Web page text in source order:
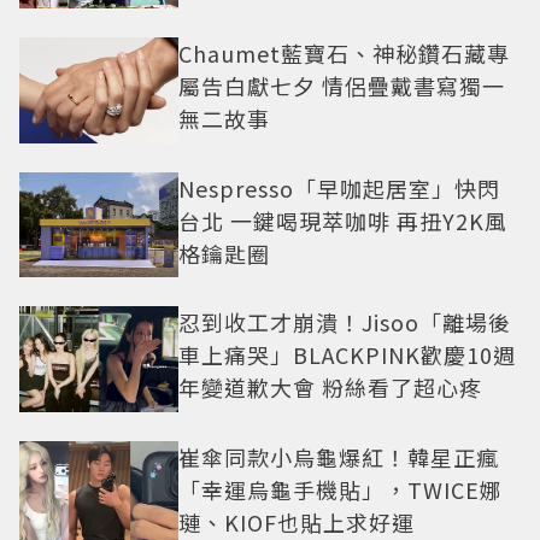
Chaumet藍寶石、神秘鑽石藏專
屬告白獻七夕 情侶疊戴書寫獨一
無二故事
Nespresso「早咖起居室」快閃
台北 一鍵喝現萃咖啡 再扭Y2K風
格鑰匙圈
忍到收工才崩潰！Jisoo「離場後
車上痛哭」BLACKPINK歡慶10週
年變道歉大會 粉絲看了超心疼
崔傘同款小烏龜爆紅！韓星正瘋
「幸運烏龜手機貼」，TWICE娜
璉、KIOF也貼上求好運